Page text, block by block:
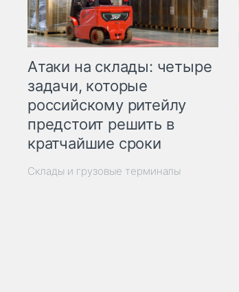
Атаки на склады: четыре
задачи, которые
российскому ритейлу
предстоит решить в
кратчайшие сроки
Склады и грузовые терминалы